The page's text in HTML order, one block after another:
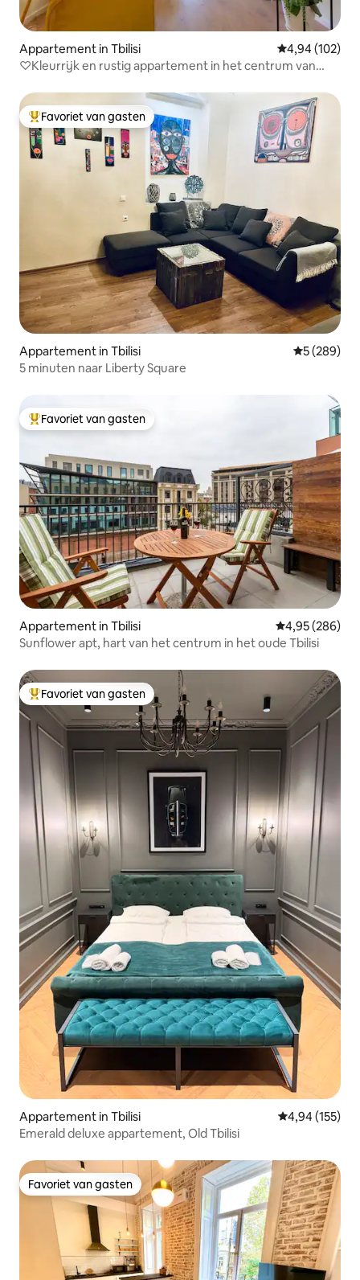
Appartement in Tbilisi Gemiddelde
4,94 (102)
♡Kleurrijk en rustig appartement in het centrum van
Topfavoriet van gasten
Favoriet van gasten
Appartement in Tbilisi
5 (289)
5 minuten naar Liberty Square
Topfavoriet van gasten
Favoriet van gasten
Appartement in Tbilisi Gemiddelde
4,95 (286)
Sunflower apt, hart van het centrum in het oude Tbilisi
Topfavoriet van gasten
Favoriet van gasten
Appartement in Tbilisi Gemiddelde
4,94 (155)
Emerald deluxe appartement, Old Tbilisi
Favoriet van gasten
Favoriet van gasten